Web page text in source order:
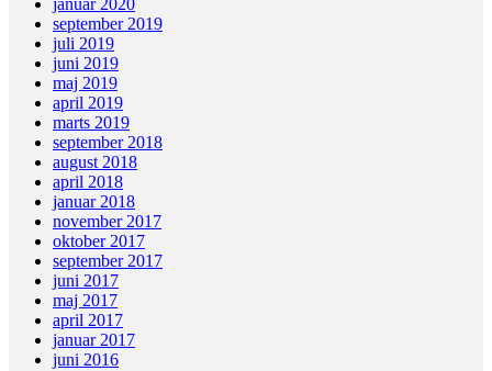
januar 2020
september 2019
juli 2019
juni 2019
maj 2019
april 2019
marts 2019
september 2018
august 2018
april 2018
januar 2018
november 2017
oktober 2017
september 2017
juni 2017
maj 2017
april 2017
januar 2017
juni 2016